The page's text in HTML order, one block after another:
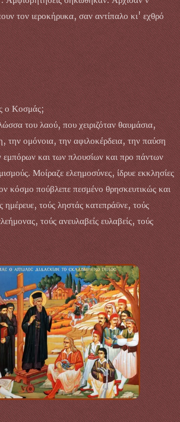
τον ιεροκήρυκα, σαν αντίπαλο κι' εχθρό
ο Κοσμάς;
του λαού, που χειριζόταν θαυμάσια,
την ομόνοια, την αφιλοκέρδεια, την παύση
εμπόρων και των πλουσίων και προ πάντων
Μοίραζε ελεημοσύνες, ίδρυε εκκλησίες
κόσμο πούβλεπε πεσμένο θρησκευτικώς και
τούς ληστάς κατεπράϋνε, τούς
τούς ανευλαβείς ευλαβείς, τούς